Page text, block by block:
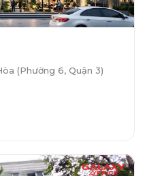
(Phường 6, Quận 3)